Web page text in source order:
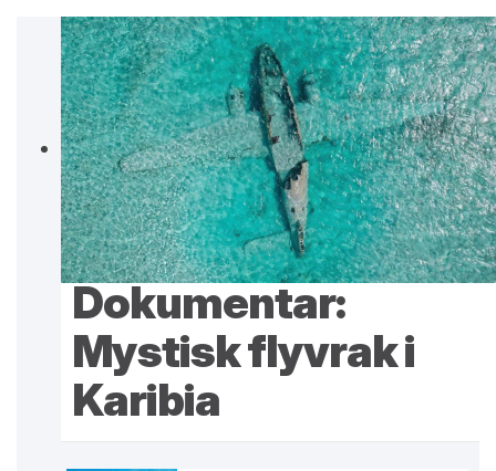
Dokumentar:
Mystisk flyvrak i
Karibia